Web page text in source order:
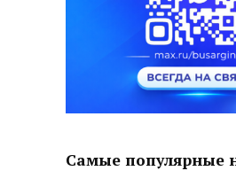
Самые популярные